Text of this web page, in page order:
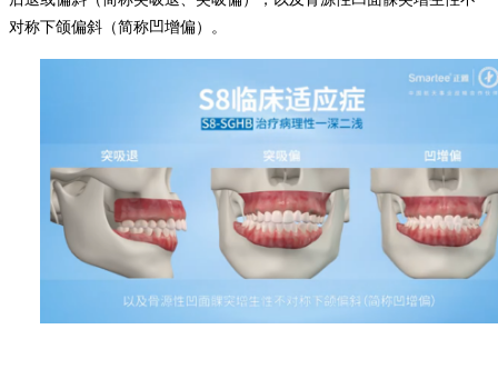
对称下颌偏斜（简称凹增偏）。